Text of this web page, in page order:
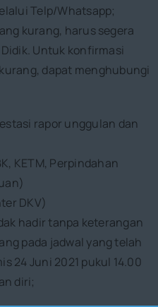
Telp/Whatsapp;
kurang, harus segera
Untuk konfirmasi
dapat menghubungi
rapor unggulan dan
KETM, Perpindahan
DKV)
hadir tanpa keterangan
pada jadwal yang telah
24 Juni 2021 pukul 14.00
diri;